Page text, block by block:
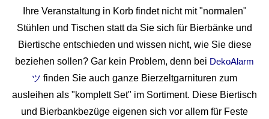
Ihre Veranstaltung in Korb findet nicht mit "normalen"
Stühlen und Tischen statt da Sie sich für Bierbänke und
Biertische entschieden und wissen nicht, wie Sie diese
beziehen sollen? Gar kein Problem, denn bei DekoAlarm
ツ finden Sie auch ganze Bierzeltgarnituren zum
ausleihen als "komplett Set" im Sortiment. Diese Biertisch
und Bierbankbezüge eigenen sich vor allem für Feste